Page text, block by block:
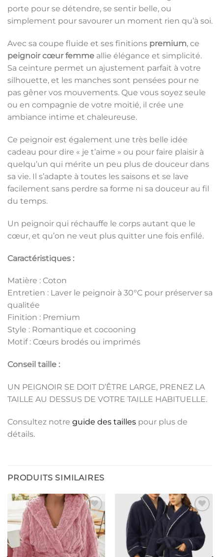
porte pour se détendre, se sentir belle, ou
simplement pour savourer un moment rien qu’à soi.
Avec sa coupe fluide et ses finitions premium, ce
peignoir cœur femme allie élégance et simplicité.
Sa ceinture permet un ajustement parfait à votre
silhouette, et les manches sont pensées pour ne
pas gêner vos mouvements. Que vous soyez seule
ou en compagnie de votre moitié, il crée une
ambiance intime et chaleureuse.
Ce peignoir est également une très belle idée
cadeau pour dire « je t’aime » ou pour faire plaisir à
quelqu’un qui mérite un peu plus de douceur dans
sa vie. Il s’adapte à toutes les saisons et se lave
facilement sans perdre sa forme ni sa douceur au fil
du temps.
Un peignoir qui réchauffe le corps autant que le
cœur, et qu’on ne veut plus quitter une fois enfilé.
Caractéristiques :
Matière : Coton
Entretien : Laver le peignoir à 30°C pour préserver sa
qualitée
Finition : Premium
Style : Romantique et cocooning
Motif : Cœurs brodés ou imprimés
Conseil taille :
UN PEIGNOIR SE DOIT D’ÊTRE LARGE, PRENEZ LA
TAILLE AU DESSUS DE VOTRE TAILLE HABITUELLE.
Consultez notre guide des tailles pour plus de
détails.
PRODUITS SIMILAIRES
Ajouter
à la liste
de
souhaits
Ajouter
à la liste
souhaits